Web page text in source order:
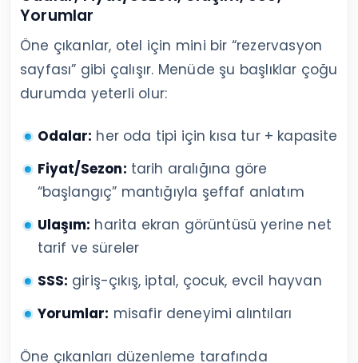
Yorumlar
Öne çıkanlar, otel için mini bir “rezervasyon
sayfası” gibi çalışır. Menüde şu başlıklar çoğu
durumda yeterli olur:
Odalar: her oda tipi için kısa tur + kapasite
Fiyat/Sezon: tarih aralığına göre
“başlangıç” mantığıyla şeffaf anlatım
Ulaşım: harita ekran görüntüsü yerine net
tarif ve süreler
SSS: giriş-çıkış, iptal, çocuk, evcil hayvan
Yorumlar: misafir deneyimi alıntıları
Öne çıkanları düzenleme tarafında